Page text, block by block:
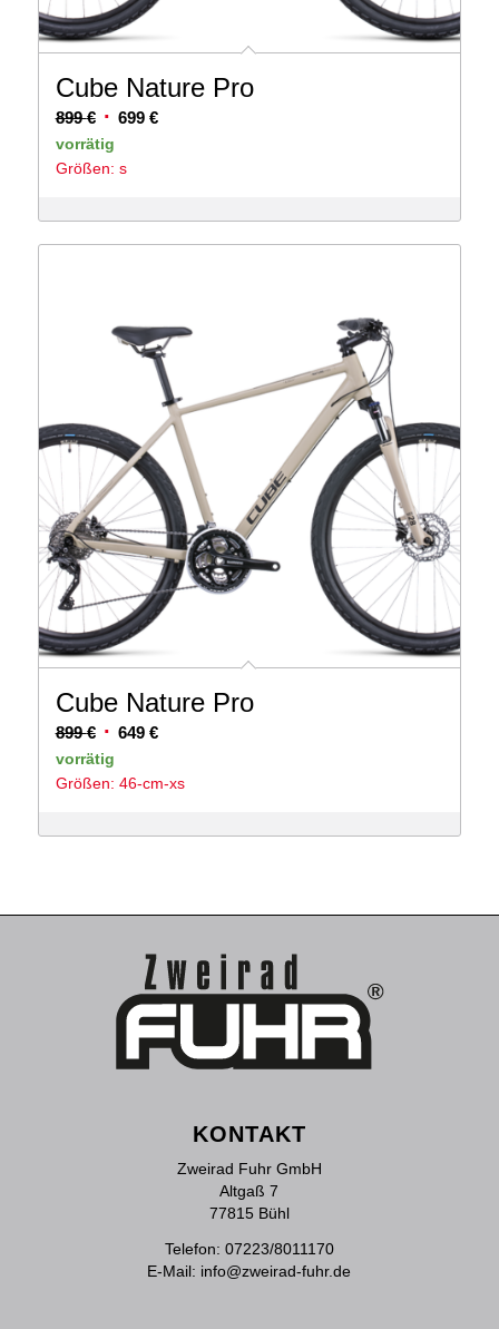
Cube Nature Pro
899€ Ursprünglicher
Preis
war:
699 €Aktueller
vorrätig
Größen: s
Cube Nature Pro
899€ Ursprünglicher
Preis
war:
649 €Aktueller
ist:
vorrätig
Größen: 46-cm-xs
KONTAKT
Zweirad Fuhr GmbH
Altgaß 7
77815 Bühl
Telefon: 07223/8011170
E-Mail: info@zweirad-fuhr.de